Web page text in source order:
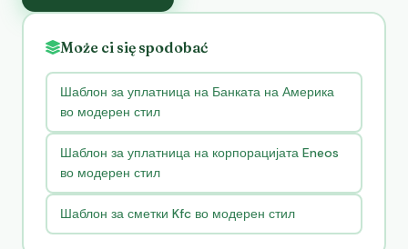
Może ci się spodobać
Шаблон за уплатница на Банката на Америка
во модерен стил
Шаблон за уплатница на корпорацијата Eneos
во модерен стил
Шаблон за сметки Kfc во модерен стил